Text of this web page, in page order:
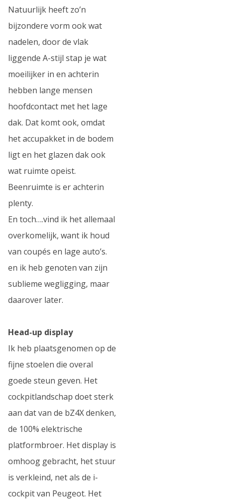
Natuurlijk heeft zo’n
bijzondere vorm ook wat
nadelen, door de vlak
liggende A-stijl stap je wat
moeilijker in en achterin
hebben lange mensen
hoofdcontact met het lage
dak. Dat komt ook, omdat
het accupakket in de bodem
ligt en het glazen dak ook
wat ruimte opeist.
Beenruimte is er achterin
plenty.
En toch….vind ik het allemaal
overkomelijk, want ik houd
van coupés en lage auto’s.
en ik heb genoten van zijn
sublieme wegligging, maar
daarover later.
Head-up display
Ik heb plaatsgenomen op de
fijne stoelen die overal
goede steun geven. Het
cockpitlandschap doet sterk
aan dat van de bZ4X denken,
de 100% elektrische
platformbroer. Het display is
omhoog gebracht, het stuur
is verkleind, net als de i-
cockpit van Peugeot. Het